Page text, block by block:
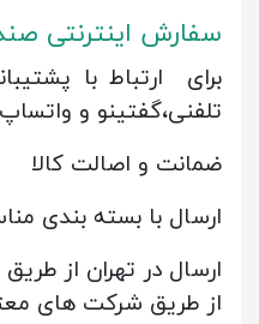
سفارش اینترنتی
برای ارتباط با
تلفنی،گفتینو و
ضمانت و اصالت کالا
ارسال با بسته بندی
ارسال در تهران از
از طریق شرکت های